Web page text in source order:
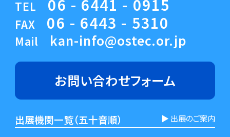
TEL 06 - 6441 - 0915
FAX 06 - 6443 - 5310
Mail kan-info@ostec.or.jp
お問い合わせフォーム
出展機関一覧（五十音順） ▶︎ 出展のご案内